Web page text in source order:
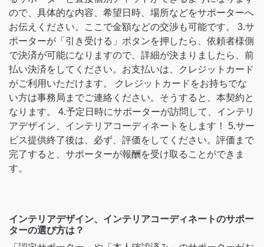
ので、具体的な内容、希望日時、場所などをサポーターへ
お伝えください。ここで金額などの交渉も可能です。 3.サ
ポーターが「引き受ける」ボタンを押したら、依頼者様側
で決済が可能になりますので、詳細が決まりましたら、前
払い決済をしてください。お支払いは、クレジットカード
がご利用いただけます。 クレジットカードをお持ちでな
い方は事務局までご連絡ください。そうすると、本契約と
なります。 4.予定日時にサポーターが訪問して、インテリ
アデザイン、インテリアコーディネートをします！ 5.サー
ビス提供終了後は、必ず、評価をしてください。評価まで
完了すると、サポーターが報酬を受け取ることができま
す。
インテリアデザイン、インテリアコーディネートのサポー
ターの選び方は？